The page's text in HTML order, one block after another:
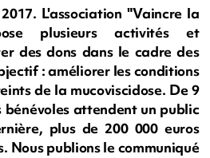
L'association "Vaincre la
plusieurs activités et
des dons dans le cadre des
: améliorer les conditions
de la mucoviscidose. De 9
bénévoles attendent un public
plus de 200 000 euros
Nous publions le communiqué